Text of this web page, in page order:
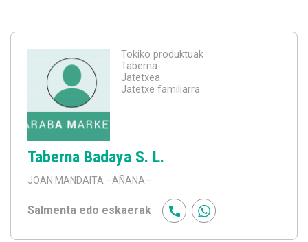
Tokiko produktuak
Taberna
Jatetxea
Jatetxe familiarra
Taberna Badaya S. L.
JOAN MANDAITA –AÑANA–
Salmenta edo eskaerak